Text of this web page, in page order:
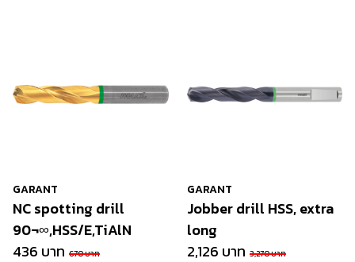
GARANT
NC spotting drill
90¬∞,HSS/E,TiAlN
436 บาท 670 บาท
GARANT
Jobber drill HSS, extra
long
2,126 บาท 3,270 บาท